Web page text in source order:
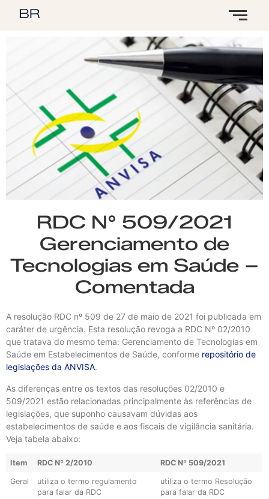
RDC N° 509/2021
Gerenciamento de
Tecnologias em Saúde –
Comentada
A resolução RDC nº 509 de 27 de maio de 2021 foi publicada em
caráter de urgência. Esta resolução revoga a RDC Nº 02/2010
que tratava do mesmo tema: Gerenciamento de Tecnologias em
Saúde em Estabelecimentos de Saúde, conforme repositório de
legislações da ANVISA.
As diferenças entre os textos das resoluções 02/2010 e
509/2021 estão relacionadas principalmente às referências de
legislações, que suponho causavam dúvidas aos
estabelecimentos de saúde e aos fiscais de vigilância sanitária.
Veja tabela abaixo:
Item RDC Nº 2/2010 RDC Nº 509/2021
Geral
utiliza o termo regulamento
para falar da RDC
utiliza o termo Resolução
para falar da RDC